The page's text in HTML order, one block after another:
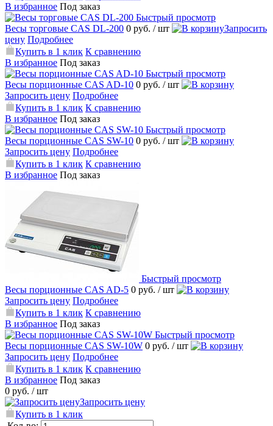
В избранное Под заказ
Быстрый просмотр
Весы торговые CAS DL-200 0 руб. / шт
Запросить
цену Подробнее
Купить в 1 клик К сравнению
В избранное Под заказ
Быстрый просмотр
Весы порционные CAS AD-10 0 руб. / шт
Запросить цену Подробнее
Купить в 1 клик К сравнению
В избранное Под заказ
Быстрый просмотр
Весы порционные CAS SW-10 0 руб. / шт
Запросить цену Подробнее
Купить в 1 клик К сравнению
В избранное Под заказ
Быстрый просмотр
Весы порционные CAS AD-5 0 руб. / шт
Запросить цену Подробнее
Купить в 1 клик К сравнению
В избранное Под заказ
Быстрый просмотр
Весы порционные CAS SW-10W 0 руб. / шт
Запросить цену Подробнее
Купить в 1 клик К сравнению
В избранное Под заказ
0 руб. / шт
Запросить цену
Купить в 1 клик